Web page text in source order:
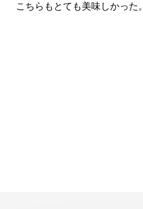
こちらもとても美味しかった。